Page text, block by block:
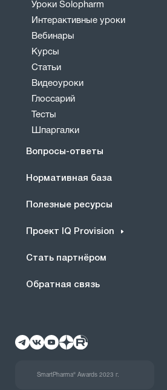
Уроки Solopharm
Интерактивные уроки
Вебинары
Курсы
Статьи
Видеоуроки
Глоссарий
Тесты
Шпаргалки
Вопросы-ответы
Нормативная база
Полезные ресурсы
Проект IQ Provision
Стать партнёром
Обратная связь
SmartPharma® Awards 2023 г.